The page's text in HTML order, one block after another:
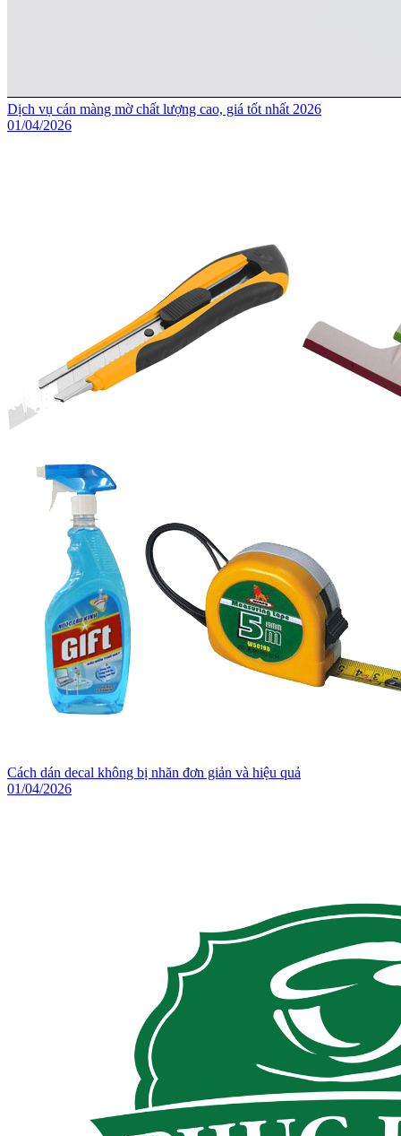
Dịch vụ cán màng mờ chất lượng cao, giá tốt nhất 2026
01/04/2026
Cách dán decal không bị nhăn đơn giản và hiệu quả
01/04/2026